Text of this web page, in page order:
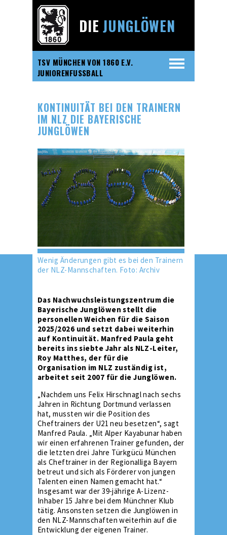
TSV MÜNCHEN VON 1860 E.V.
JUNIORENFUSSBALL
DIEJUNGLÖWEN
KONTINUITÄT BEI DEN TRAINERN
IM NLZ DIE BAYERISCHE
JUNGLÖWEN
Wenig Änderungen gibt es bei den Trainern
der NLZ-Mannschaften. Foto: Archiv
Das Nachwuchsleistungszentrum die
Bayerische Junglöwen stellt die
personellen Weichen für die Saison
2025/2026 und setzt dabei weiterhin
auf Kontinuität. Manfred Paula geht
bereits ins siebte Jahr als NLZ-Leiter,
Roy Matthes, der für die
Organisation im NLZ zuständig ist,
arbeitet seit 2007 für die Junglöwen.
„Nachdem uns Felix Hirschnagl nach sechs
Jahren in Richtung Dortmund verlassen
hat, mussten wir die Position des
Cheftrainers der U21 neu besetzen“, sagt
Manfred Paula. „Mit Alper Kayabunar haben
wir einen erfahrenen Trainer gefunden, der
die letzten drei Jahre Türkgücü München
als Cheftrainer in der Regionalliga Bayern
betreut und sich als Förderer von jungen
Talenten einen Namen gemacht hat.“
Insgesamt war der 39-jährige A-Lizenz-
Inhaber 15 Jahre bei dem Münchner Klub
tätig. Ansonsten setzen die Junglöwen in
den NLZ-Mannschaften weiterhin auf die
Entwicklung der eigenen Trainer.